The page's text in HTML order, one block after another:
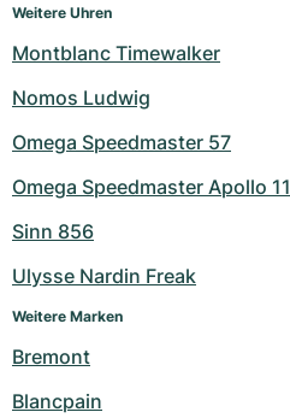
Weitere Uhren
Montblanc Timewalker
Nomos Ludwig
Omega Speedmaster 57
Omega Speedmaster Apollo 11
Sinn 856
Ulysse Nardin Freak
Weitere Marken
Bremont
Blancpain